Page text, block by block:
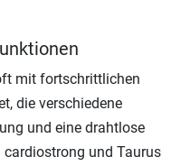
mit fortschrittlichen
die verschiedene
und eine drahtlose
und Taurus